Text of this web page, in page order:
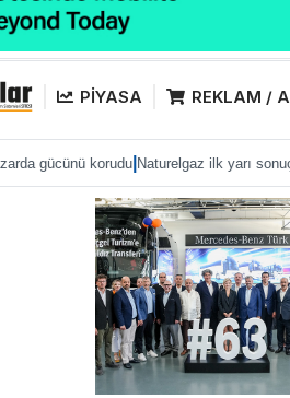
PİYASA REKLAM /
|Naturelgaz ilk yarı sonuçlarını paylaştı